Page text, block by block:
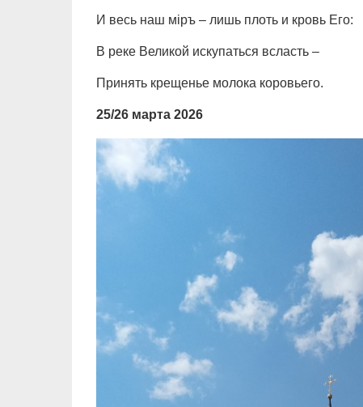
И весь наш мiръ – лишь плоть и кровь Его:
В реке Великой искупаться всласть –
Принять крещенье молока коровьего.
25/26 марта 2026